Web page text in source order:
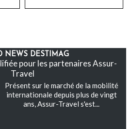
NEWS DESTIMAG
pour les partenaires Assur-
Travel
Présent sur le marché de la mobilité
internationale depuis plus de vingt
ans, Assur-Travel s'est...